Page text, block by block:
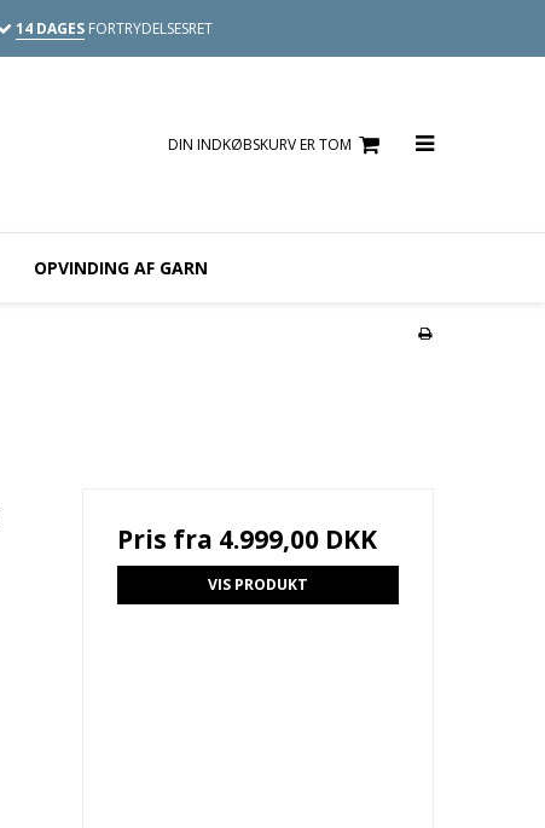
14 DAGESFORTRYDELSESRET
DIN INDKØBSKURV ER TOM
OPVINDING AF GARN
Pris fra 4.999,00 DKK
VIS PRODUKT